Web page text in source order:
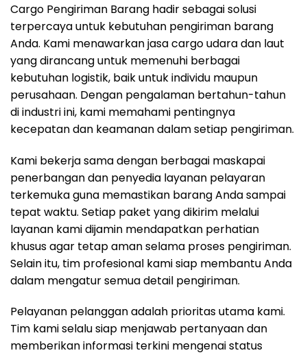
Cargo Pengiriman Barang hadir sebagai solusi
terpercaya untuk kebutuhan pengiriman barang
Anda. Kami menawarkan jasa cargo udara dan laut
yang dirancang untuk memenuhi berbagai
kebutuhan logistik, baik untuk individu maupun
perusahaan. Dengan pengalaman bertahun-tahun
di industri ini, kami memahami pentingnya
kecepatan dan keamanan dalam setiap pengiriman.
Kami bekerja sama dengan berbagai maskapai
penerbangan dan penyedia layanan pelayaran
terkemuka guna memastikan barang Anda sampai
tepat waktu. Setiap paket yang dikirim melalui
layanan kami dijamin mendapatkan perhatian
khusus agar tetap aman selama proses pengiriman.
Selain itu, tim profesional kami siap membantu Anda
dalam mengatur semua detail pengiriman.
Pelayanan pelanggan adalah prioritas utama kami.
Tim kami selalu siap menjawab pertanyaan dan
memberikan informasi terkini mengenai status